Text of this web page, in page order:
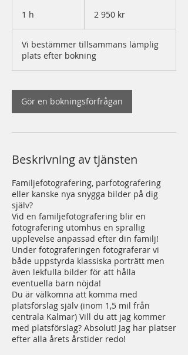
1 h
kronor2 950 kr
Vi bestämmer tillsammans lämplig
plats efter bokning
Gör en bokningsförfrågan
Beskrivning av tjänsten
Familjefotografering, parfotografering
eller kanske nya snygga bilder på dig
själv?
Vid en familjefotografering blir en
fotografering utomhus en sprallig
upplevelse anpassad efter din familj!
Under fotograferingen fotograferar vi
både uppstyrda klassiska porträtt men
även lekfulla bilder för att hålla
eventuella barn nöjda!
Du är välkomna att komma med
platsförslag själv (inom 1,5 mil från
centrala Kalmar) Vill du att jag kommer
med platsförslag? Absolut! Jag har platser
efter alla årets årstider redo!